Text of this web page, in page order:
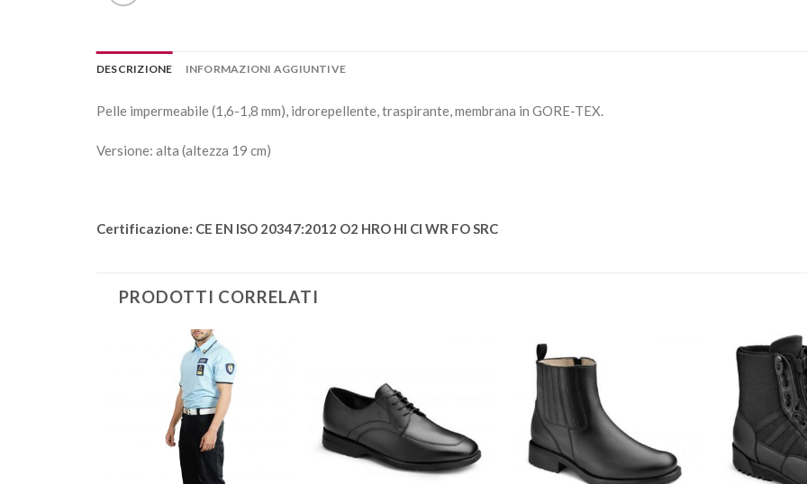
DESCRIZIONE INFORMAZIONI AGGIUNTIVE
Pelle impermeabile (1,6-1,8 mm), idrorepellente, traspirante, membrana in GORE-TEX.
Versione: alta (altezza 19 cm)
Certificazione: CE EN ISO 20347:2012 O2 HRO HI CI WR FO SRC
PRODOTTI CORRELATI